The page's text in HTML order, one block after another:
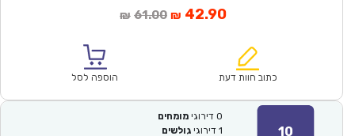
₪ 61.00המחיר
₪61.00.
₪ 42.90המחיר
הוא:
כתוב חוות דעת הוספה לסל
10
0 דירוגי מומחים
1 דירוגי גולשים